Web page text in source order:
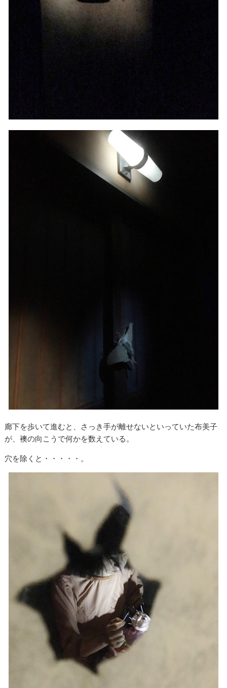
廊下を歩いて進むと、さっき手が離せないといっていた布美子
が、襖の向こうで何かを数えている。
穴を除くと・・・・・。